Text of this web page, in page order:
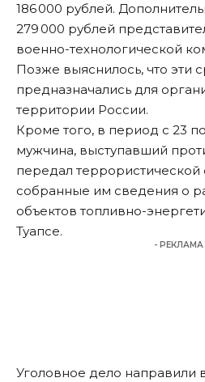
186 000 рублей.
279 000 рублей
военно-технологической
Позже выяснилось, что эти
предназначались для
территории России.
Кроме того, в период с 23
мужчина, выступавший
передал террористической
собранные им сведения о
объектов топливно-
Туапсе.
- РЕКЛАМА
Уголовное дело